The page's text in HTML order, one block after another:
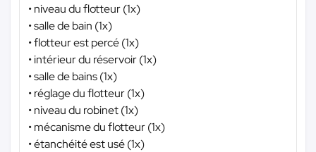
• niveau du flotteur (1x)
• salle de bain (1x)
• flotteur est percé (1x)
• intérieur du réservoir (1x)
• salle de bains (1x)
• réglage du flotteur (1x)
• niveau du robinet (1x)
• mécanisme du flotteur (1x)
• étanchéité est usé (1x)